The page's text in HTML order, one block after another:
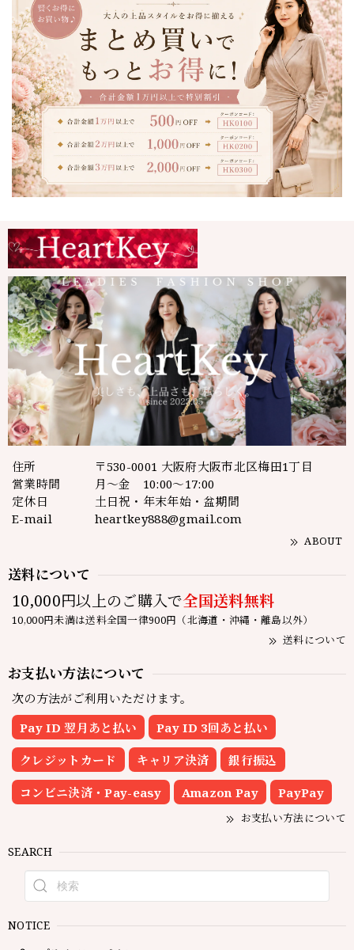
住所
〒530-0001 大阪府大阪市北区梅田1丁目
営業時間
月～金 10:00～17:00
定休日
土日祝・年末年始・盆期間
E-mail
heartkey888@gmail.com
ABOUT
送料について
10,000円以上のご購入で全国送料無料
10,000円未満は送料全国一律900円（北海道・沖縄・離島以外）
送料について
お支払い方法について
次の方法がご利用いただけます。
Pay ID 翌月あと払い
Pay ID 3回あと払い
クレジットカード キャリア決済 銀行振込
コンビニ決済・Pay-easy Amazon Pay PayPay
お支払い方法について
SEARCH
NOTICE